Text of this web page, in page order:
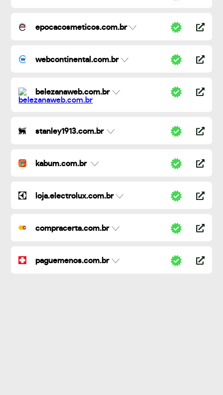
epocacosmeticos.com.br
webcontinental.com.br
belezanaweb.com.br
stanley1913.com.br
kabum.com.br
loja.electrolux.com.br
compracerta.com.br
paguemenos.com.br